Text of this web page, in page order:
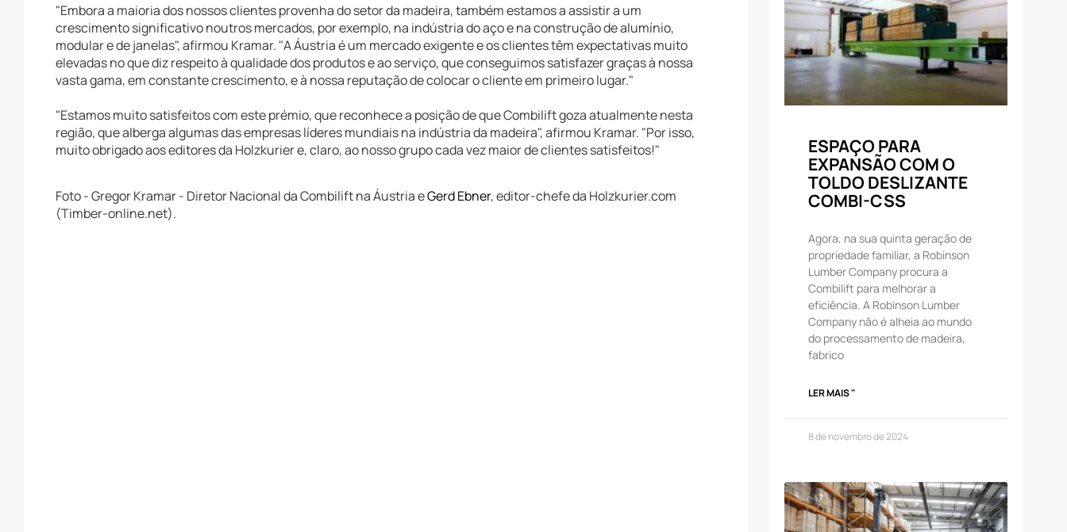
"Embora a maioria dos nossos clientes provenha do setor da madeira, também estamos a assistir a um
crescimento significativo noutros mercados, por exemplo, na indústria do aço e na construção de alumínio,
modular e de janelas", afirmou Kramar. "A Áustria é um mercado exigente e os clientes têm expectativas muito
elevadas no que diz respeito à qualidade dos produtos e ao serviço, que conseguimos satisfazer graças à nossa
vasta gama, em constante crescimento, e à nossa reputação de colocar o cliente em primeiro lugar."
"Estamos muito satisfeitos com este prémio, que reconhece a posição de que Combilift goza atualmente nesta
região, que alberga algumas das empresas líderes mundiais na indústria da madeira", afirmou Kramar. "Por isso,
muito obrigado aos editores da Holzkurier e, claro, ao nosso grupo cada vez maior de clientes satisfeitos!"
Foto - Gregor Kramar - Diretor Nacional da Combilift na Áustria eGerd Ebner, editor-chefe da Holzkurier.com
(Timber-online.net).
ESPAÇO PARA
EXPANSÃO COM O
TOLDO DESLIZANTE
COMBI-CSS
Agora, na sua quinta geração de
propriedade familiar, a Robinson
Lumber Company procura a
Combilift para melhorar a
eficiência. A Robinson Lumber
Company não é alheia ao mundo
do processamento de madeira,
fabrico
LER MAIS "
8 de novembro de 2024